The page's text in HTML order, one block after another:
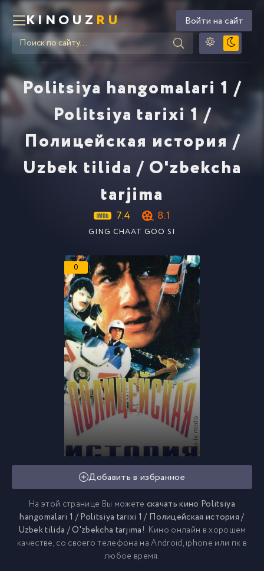
KINOUZ RU Войти на сайт
Politsiya hangomalari 1 /
Politsiya tarixi 1 /
Полицейская история /
Uzbek tilida / O'zbekcha
tarjima
7.4 8.1
GING CHAAT GOO SI
0
Добавить в избранное
На этой странице Вы можете скачать кино Politsiya
hangomalari 1 / Politsiya tarixi 1 / Полицейская история /
Uzbek tilida / O'zbekcha tarjima!. Кино онлайн в хорошем
качестве, со своего телефона на Android, iphone или пк в
любое время.